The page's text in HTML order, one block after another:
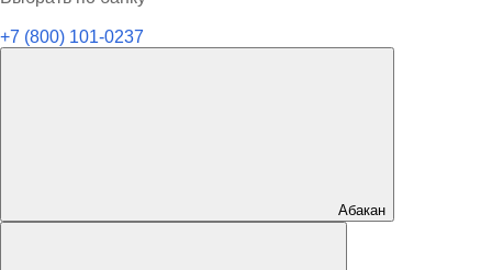
+7 (800) 101-0237
Абакан